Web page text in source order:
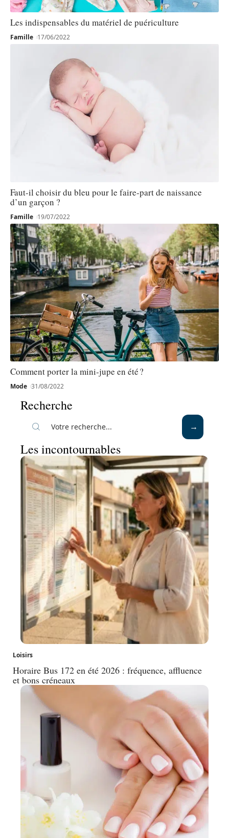
Les indispensables du matériel de puériculture
Famille 17/06/2022
Faut-il choisir du bleu pour le faire-part de naissance
d’un garçon ?
Famille 19/07/2022
Comment porter la mini-jupe en été ?
Mode 31/08/2022
Recherche
Les incontournables
Loisirs
Horaire Bus 172 en été 2026 : fréquence, affluence
et bons créneaux